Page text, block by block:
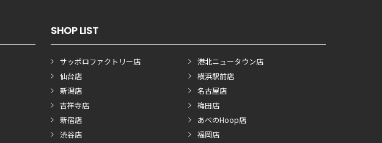
SHOP LIST
サッポロファクトリー店
仙台店
新潟店
吉祥寺店
新宿店
渋谷店
港北ニュータウン店
横浜駅前店
名古屋店
梅田店
あべのHoop店
福岡店